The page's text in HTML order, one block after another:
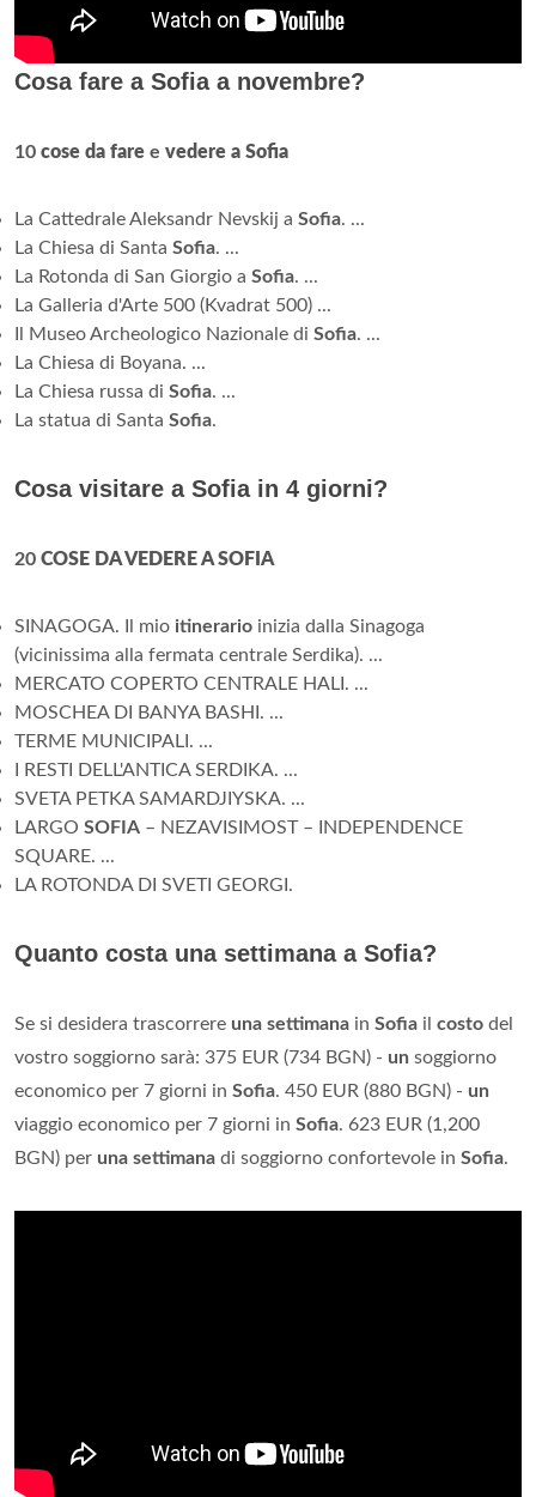
Cosa fare a Sofia a novembre?
10 cose da fare e vedere a Sofia
La Cattedrale Aleksandr Nevskij a Sofia. ...
La Chiesa di Santa Sofia. ...
La Rotonda di San Giorgio a Sofia. ...
La Galleria d'Arte 500 (Kvadrat 500) ...
Il Museo Archeologico Nazionale di Sofia. ...
La Chiesa di Boyana. ...
La Chiesa russa di Sofia. ...
La statua di Santa Sofia.
Cosa visitare a Sofia in 4 giorni?
20 COSE DA VEDERE A SOFIA
SINAGOGA. Il mio itinerario inizia dalla Sinagoga
(vicinissima alla fermata centrale Serdika). ...
MERCATO COPERTO CENTRALE HALI. ...
MOSCHEA DI BANYA BASHI. ...
TERME MUNICIPALI. ...
I RESTI DELL'ANTICA SERDIKA. ...
SVETA PETKA SAMARDJIYSKA. ...
LARGO SOFIA – NEZAVISIMOST – INDEPENDENCE
SQUARE. ...
LA ROTONDA DI SVETI GEORGI.
Quanto costa una settimana a Sofia?
Se si desidera trascorrere una settimana in Sofia il costo del
vostro soggiorno sarà: 375 EUR (734 BGN) - un soggiorno
economico per 7 giorni in Sofia. 450 EUR (880 BGN) - un
viaggio economico per 7 giorni in Sofia. 623 EUR (1,200
BGN) per una settimana di soggiorno confortevole in Sofia.